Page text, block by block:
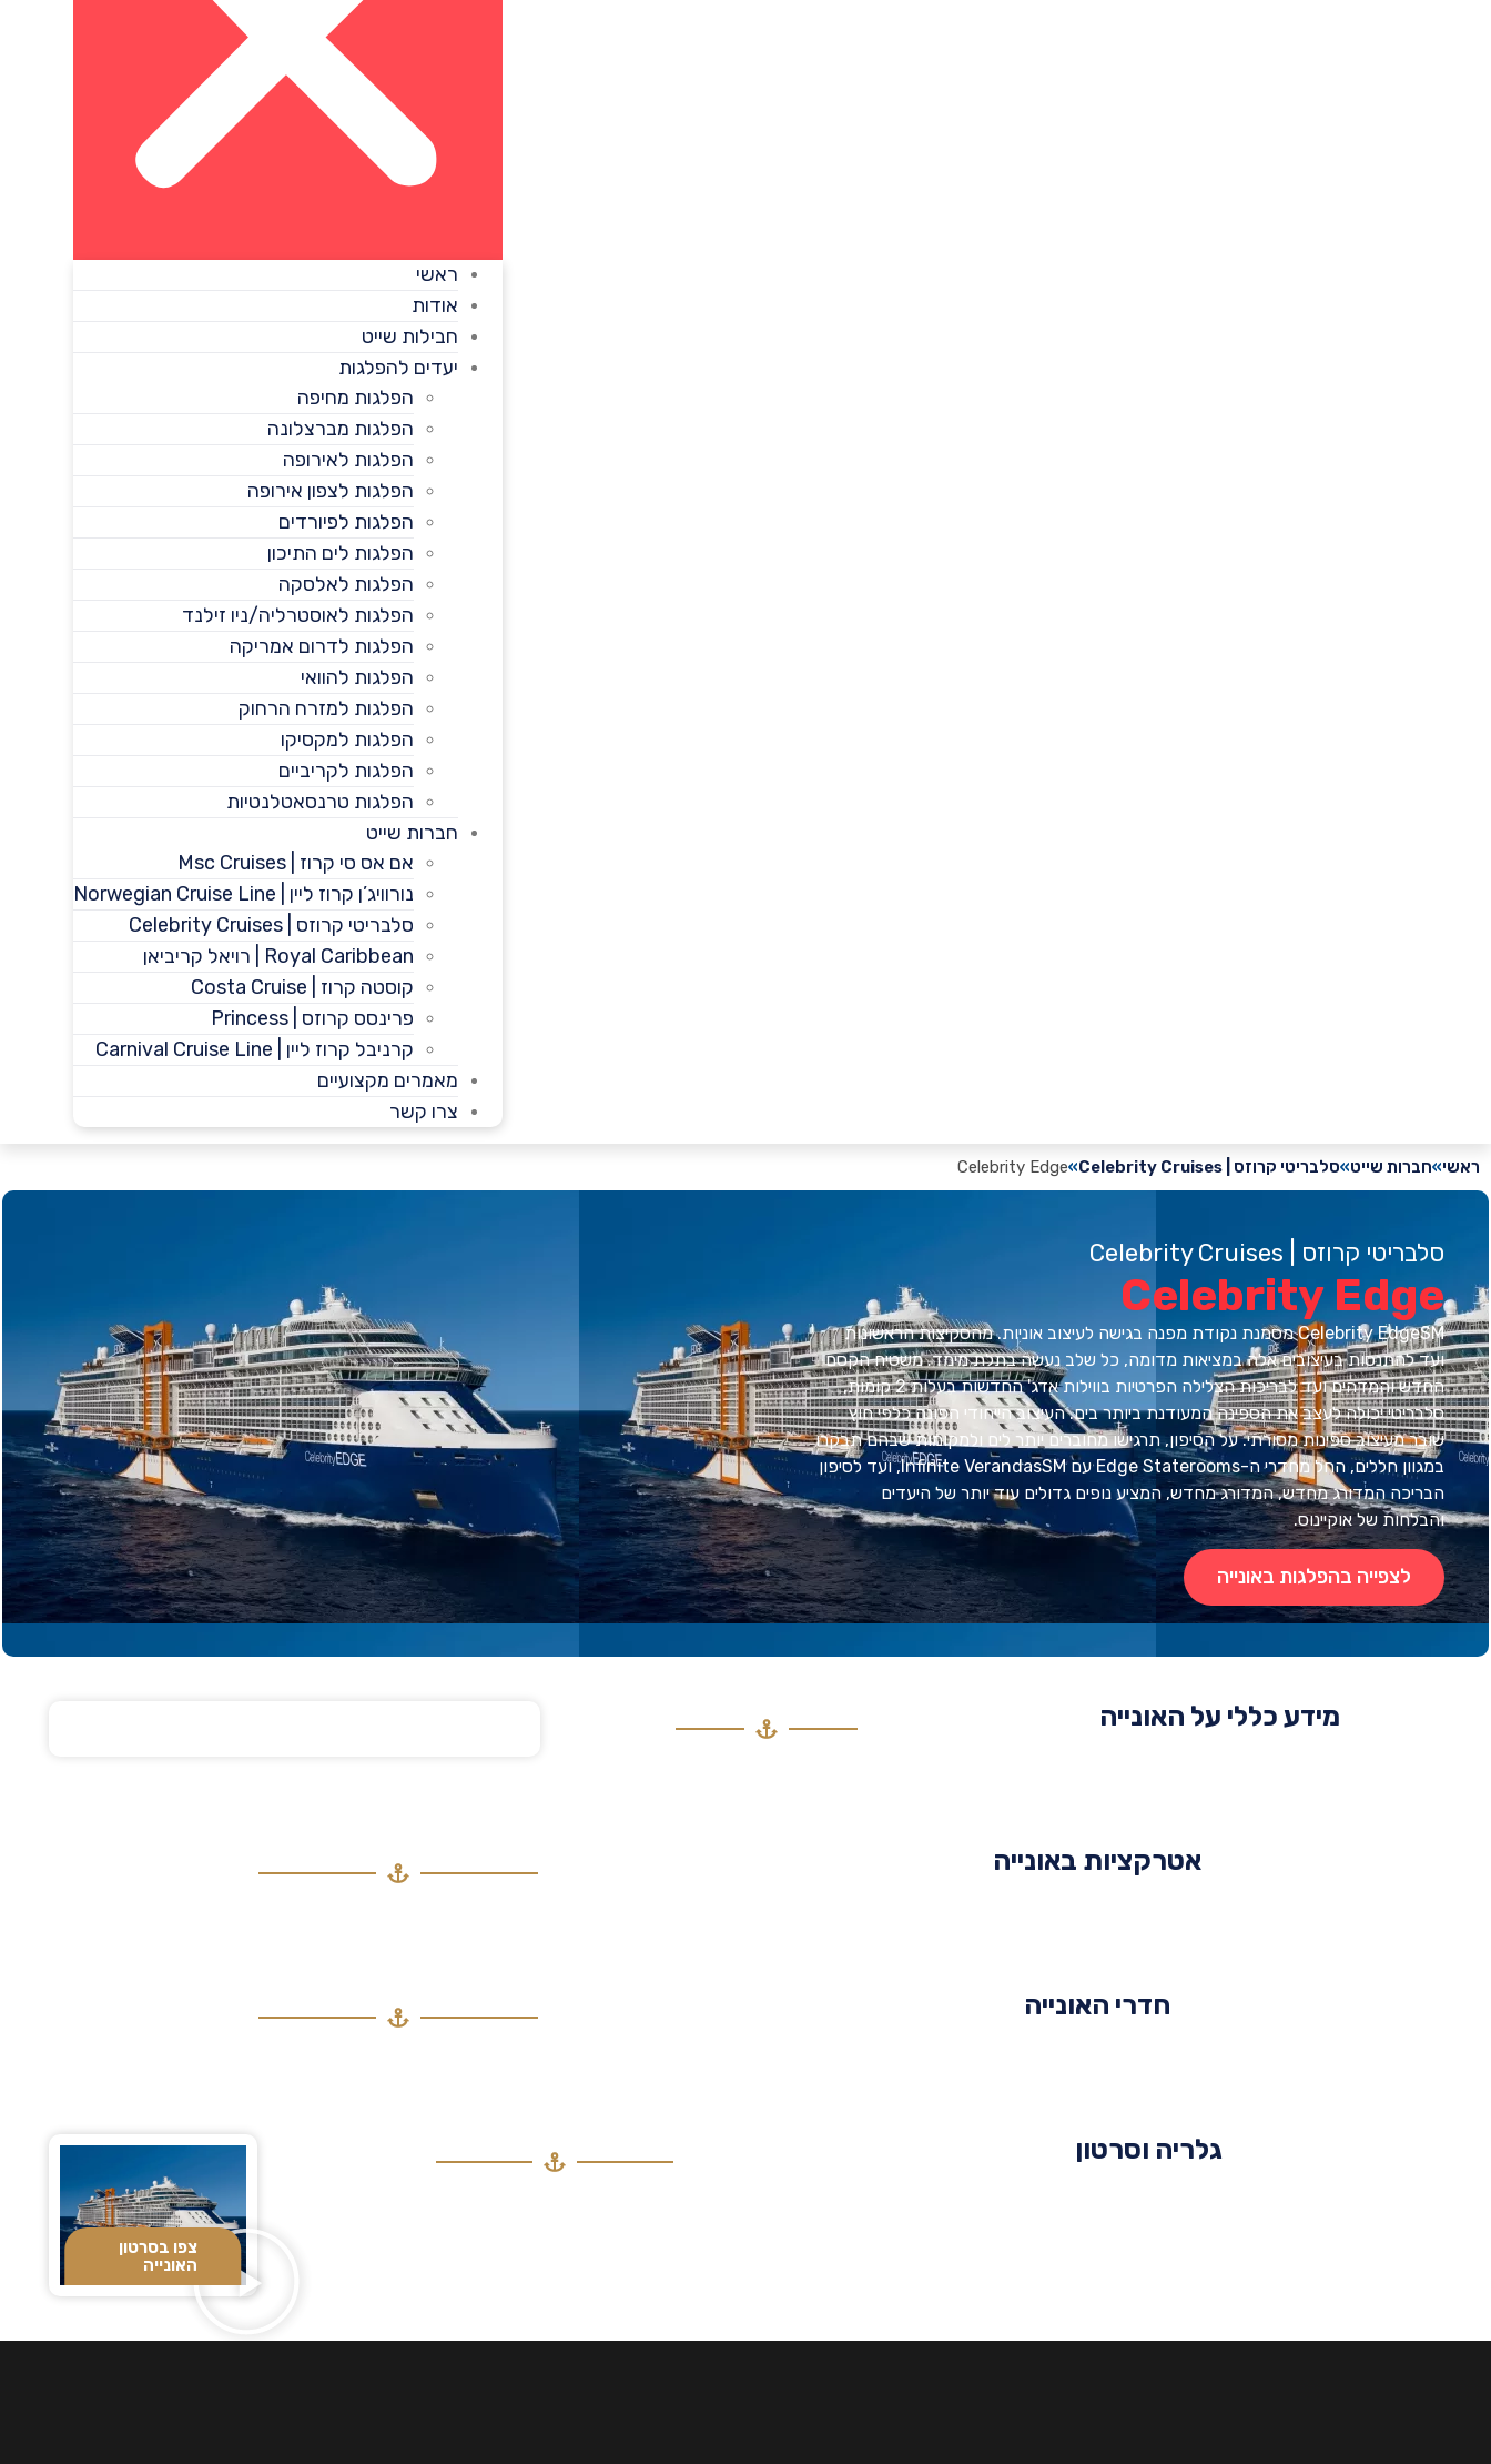
ראשי
אודות
חבילות שייט
יעדים להפלגות
הפלגות מחיפה
הפלגות מברצלונה
הפלגות לאירופה
הפלגות לצפון אירופה
הפלגות לפיורדים
הפלגות לים התיכון
הפלגות לאלסקה
הפלגות לאוסטרליה/ניו זילנד
הפלגות לדרום אמריקה
הפלגות להוואי
הפלגות למזרח הרחוק
הפלגות למקסיקו
הפלגות לקריביים
הפלגות טרנסאטלנטיות
חברות שייט
אם אס סי קרוז | Msc Cruises
נורוויג’ן קרוז ליין | Norwegian Cruise Line
סלבריטי קרוזס | Celebrity Cruises
Royal Caribbean | רויאל קריביאן
קוסטה קרוז | Costa Cruise
פרינסס קרוזס | Princess
קרניבל קרוז ליין | Carnival Cruise Line
מאמרים מקצועיים
צרו קשר
ראשי חברות שייט סלבריטי קרוזס | Celebrity Cruises Celebrity Edge
סלבריטי קרוזס | Celebrity Cruises
Celebrity Edge
Celebrity EdgeSM מסמנת נקודת מפנה בגישה לעיצוב אוניות. מהסקיצות הראשונות
ועד להתנסות בעיצובים אלה במציאות מדומה, כל שלב נעשה בתלת מימד. משטיח הקסם
החדש והמדהים ועד לבריכות הצלילה הפרטיות בווילות אדג' החדשות בעלות 2 קומות,
סלבריטי יכולה לעצב את הספינה המעודנת ביותר בים. העיצוב הייחודי הפונה כלפי חוץ
שובר מעיצוב ספינות מסורתי. על הסיפון, תרגישו מחוברים יותר לים ולמקומות שבהם תבקרו
במגוון חללים, החל מחדרי ה-Edge Staterooms עם Infinite VerandasSM, ועד לסיפון
הבריכה המדורג מחדש, המדורג מחדש, המציע נופים גדולים עוד יותר של היעדים
והבלחות של אוקיינוס.
לצפייה בהפלגות באונייה
מידע כללי על האונייה
אטרקציות באונייה
חדרי האונייה
גלריה וסרטון
צפו בסרטון
האונייה